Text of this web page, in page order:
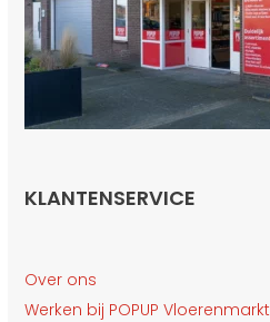
KLANTENSERVICE
Over ons
Werken bij POPUP Vloerenmarkt